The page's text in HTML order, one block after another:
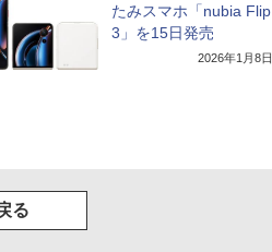
たみスマホ「nubia Flip
3」を15日発売
2026年1月8日
る